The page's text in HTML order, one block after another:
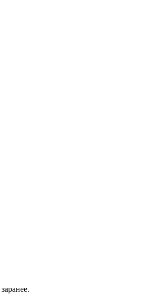
заранее.